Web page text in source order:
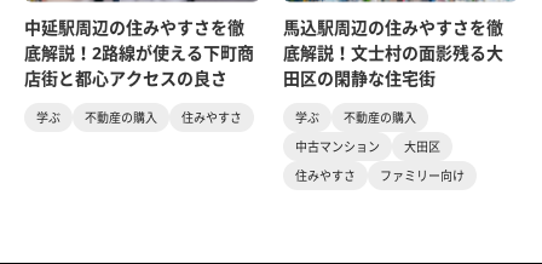
中延駅周辺の住みやすさを徹
底解説！2路線が使える下町商
店街と都心アクセスの良さ
学ぶ 不動産の購入 住みやすさ
馬込駅周辺の住みやすさを徹
底解説！文士村の面影残る大
田区の閑静な住宅街
学ぶ
不動産の購入
中古マンション
大田区
住みやすさ
ファミリー向け